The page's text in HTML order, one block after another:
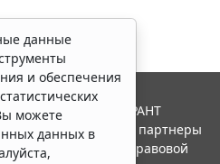
данные
и обеспечения
можете
данных в
2026. Система ГАРАНТ
"Гарант" и ее партнеры
ассоциации правовой